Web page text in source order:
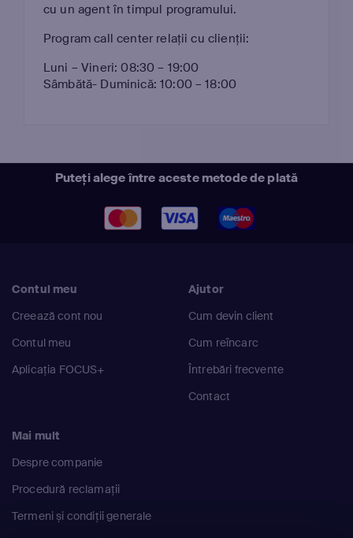
cu un agent în timpul programului.
Program call center relații cu clienții:
Luni – Vineri: 08:30 – 19:00
Sâmbătă- Duminică: 10:00 – 18:00
Puteți alege între aceste metode de plată
Contul meu
Creează cont nou
Contul meu
Aplicația FOCUS+
Ajutor
Cum devin client
Cum reîncarc
Întrebări frecvente
Contact
Mai mult
Despre companie
Procedură reclamații
Termeni și condiții generale